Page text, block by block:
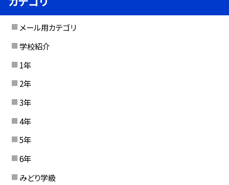
メール用カテゴリ
学校紹介
1年
2年
3年
4年
5年
6年
みどり学級